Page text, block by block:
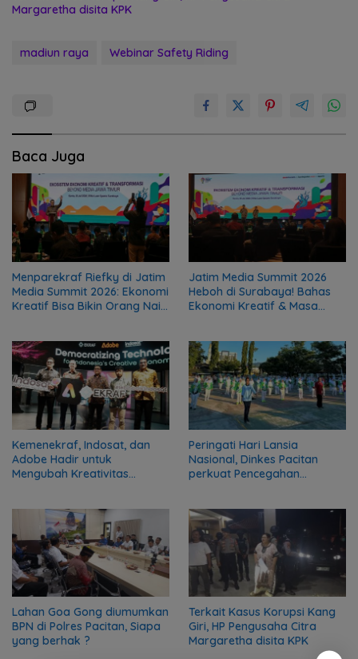
Margaretha disita KPK
madiun raya Webinar Safety Riding
Baca Juga
Menparekraf Riefky di Jatim
Media Summit 2026: Ekonomi
Kreatif Bisa Bikin Orang Naik
Jatim Media Summit 2026
Heboh di Surabaya! Bahas
Ekonomi Kreatif & Masa
Kemenekraf, Indosat, dan
Adobe Hadir untuk
Mengubah Kreativitas
Peringati Hari Lansia
Nasional, Dinkes Pacitan
perkuat Pencegahan
Lahan Goa Gong diumumkan
BPN di Polres Pacitan, Siapa
yang berhak ?
Terkait Kasus Korupsi Kang
Giri, HP Pengusaha Citra
Margaretha disita KPK